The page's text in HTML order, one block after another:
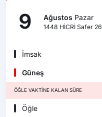
9 Ağustos Pazar
1448 HİCRİ Safer 26
İmsak
Güneş
ÖĞLE VAKTINE KALAN SÜRE
Öğle